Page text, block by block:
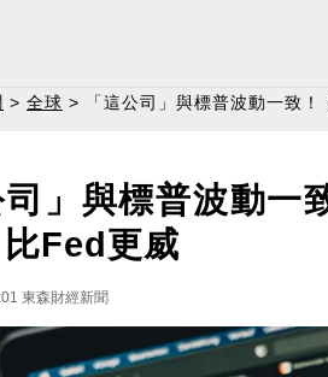
> 全球 > 「這公司」與標普波動一致
司」與標普波動
Fed更威
東森財經新聞